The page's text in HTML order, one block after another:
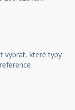
vybrat, které typy